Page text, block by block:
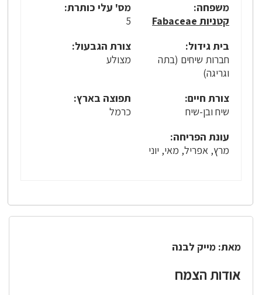
משפחה:
קטניות Fabaceae
מס' עלי כותרת:
5
בית גידול:
חברות שיחים (בתה
וגריגה)
צורת הגבעול:
מצולע
צורת חיים:
שיח ובן-שיח
תפוצה בארץ:
כרמל
עונת הפריחה:
מרץ, אפריל, מאי, יוני
מאת: מייק לבנה
אודות הצמח